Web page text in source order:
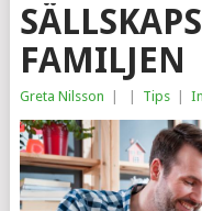
FAMILJEN
Greta Nilsson Tips